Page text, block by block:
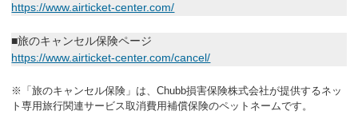
https://www.airticket-center.com/
■旅のキャンセル保険ページ
https://www.airticket-center.com/cancel/
※「旅のキャンセル保険」は、Chubb損害保険株式会社が提供するネッ
ト専用旅行関連サービス取消費用補償保険のペットネームです。